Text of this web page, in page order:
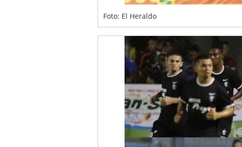
Foto: El Heraldo